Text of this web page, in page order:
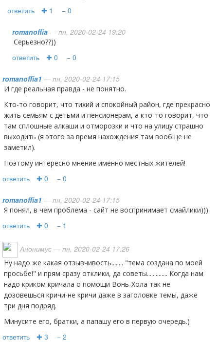
ответить ✚ 1 − 0
romanoffia — пн, 2020-02-24 19:20
Серьезно??))
ответить ✚ 0 − 0
romanoffia1 — пн, 2020-02-24 17:15
И где реальная правда - не понятно.
Кто-то говорит, что тихий и спокойный район, где прекрасно
жить семьям с детьми и пенсионерам, а кто-то говорит, что
там сплошные алкаши и отморозки и что на улицу страшно
выходить (я этого за время нахождения там вообще не
заметил).
Поэтому интересно мнение именно местных жителей!
ответить ✚ 0 − 0
romanoffia1 — пн, 2020-02-24 17:15
Я понял, в чем проблема - сайт не воспринимает смайлики)))
ответить ✚ 0 − 1
Анонимус — пн, 2020-02-24 17:26
Ну надо же какая отзывчивость........ "тема создана по моей
просьбе!" и прям сразу отклики, да советы.............. Когда нам
надо криком кричала о помощи Вонь-Хола так не
дозовешься кричи-не кричи даже в заголовке темы, даже
три дня подряд.
Минусите его, братки, а папашу его в первую очередь.)
ответить ✚ 3 − 2